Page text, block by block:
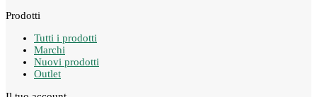
Prodotti
Tutti i prodotti
Marchi
Nuovi prodotti
Outlet